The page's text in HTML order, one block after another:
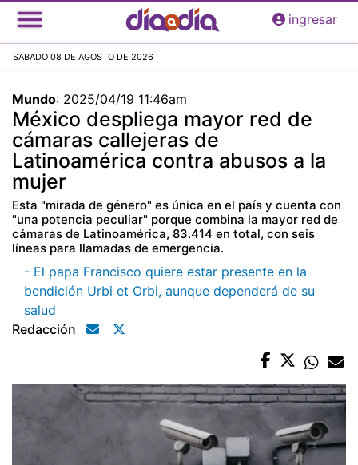
Pasar
al
principal
ingresar
SABADO 08 DE AGOSTO DE 2026
Mundo: 2025/04/19 11:46am
México despliega mayor red de
cámaras callejeras de
Latinoamérica contra abusos a la
mujer
Esta "mirada de género" es única en el país y cuenta con
"una potencia peculiar" porque combina la mayor red de
cámaras de Latinoamérica, 83.414 en total, con seis
líneas para llamadas de emergencia.
- El papa Francisco quiere estar presente en la
bendición Urbi et Orbi, aunque dependerá de su
salud
Redacción